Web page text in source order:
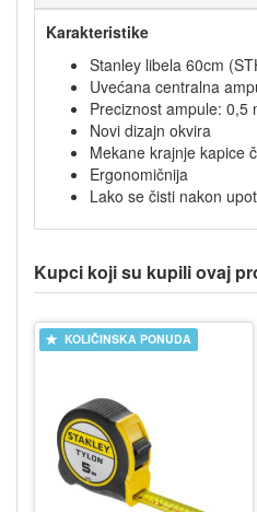
Karakteristike
Stanley libela 60cm
Uvećana centralna
Preciznost ampule: 0,5
Novi dizajn okvira
Mekane krajnje kapice
Ergonomičnija
Lako se čisti nakon
Kupci koji su kupili ovaj
KOLIČINSKA PONUDA